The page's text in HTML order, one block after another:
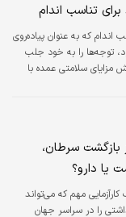
تناسب اندام
که به عنوان پیاده‌روی
توجه‌ها را به خود جلب
مزایای سلامتی عمده با
بازگشت سرطان،
یا دارو؟
مهم که می‌تواند
را در سراسر جهان